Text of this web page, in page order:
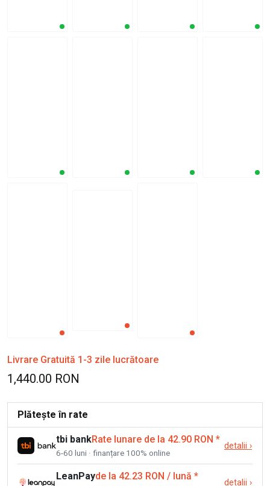
Livrare Gratuită 1-3 zile lucrătoare
1,440.00 RON
Plătește în rate
tbi bankRate lunare de la 42.90 RON *
6-60 luni · finanțare 100% online
detalii ›
LeanPayde la 42.23 RON / lună *
detalii ›